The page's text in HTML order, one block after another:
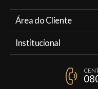
Área do Cliente
Meus Pedidos
Institucional
A Famiglia Valduga
Política de Privacidade